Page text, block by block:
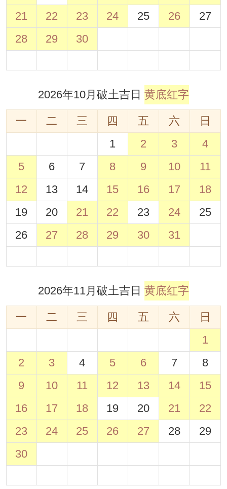
21
22 23 24 25 26
27
28
29 30
2026年10月破土吉日 黄底红字
一 二 三 四 五 六
日
1
2 3
4
5
6 7 8 9 10
11
12
13 14 15 16 17
18
19
20 21 22 23 24
25
26
27 28 29 30 31
2026年11月破土吉日 黄底红字
一 二 三 四 五 六
日
1
2
3 4 5 6 7
8
9
10 11 12 13 14
15
16
17 18 19 20 21
22
23
24 25 26 27 28
29
30